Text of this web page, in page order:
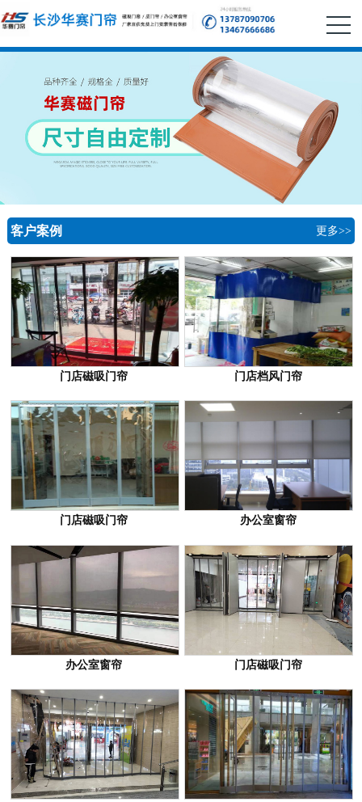
客户案例 更多>>
门店磁吸门帘 门店档风门帘
门店磁吸门帘 办公室窗帘
办公室窗帘 门店磁吸门帘